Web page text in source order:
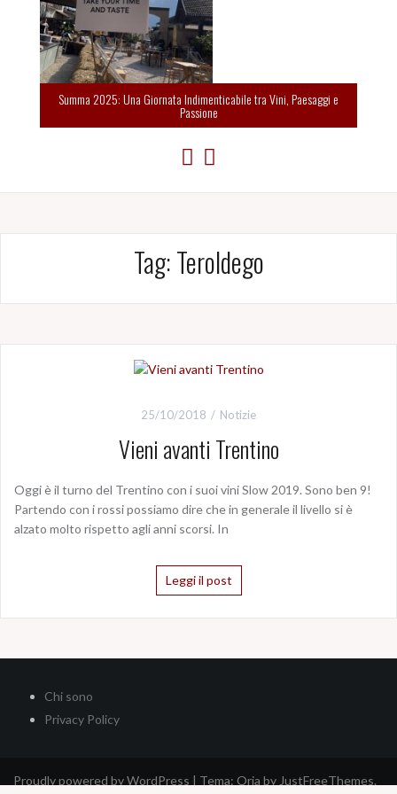
Summa 2025: Una Giornata Indimenticabile tra Vini, Paesaggi e
Passione
Tag:Teroldego
25/10/2018 Notizie
Vieni avanti Trentino
Oggi è il turno del Trentino con i suoi vini Slow 2019. Sono ben 9!
Partendo con i rossi possiamo dire che in generale il livello si è
alzato molto rispetto agli anni scorsi. In
Leggi il post
Chi sono
Privacy Policy
Proudly powered by WordPress | Tema: Oria by JustFreeThemes.